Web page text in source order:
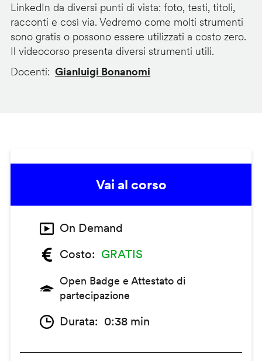
LinkedIn da diversi punti di vista: foto, testi, titoli,
racconti e così via. Vedremo come molti strumenti
sono gratis o possono essere utilizzati a costo zero.
Il videocorso presenta diversi strumenti utili.
Docenti
Gianluigi Bonanomi
Vai al corso
On Demand
Costo
GRATIS
Open Badge e Attestato di
partecipazione
Durata 0:38 min